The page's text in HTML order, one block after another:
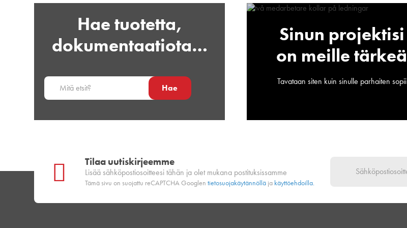
Hae tuotetta,
dokumentaatiota…
Hae
Sinun projektisi
on meille tärkeä
Tavataan siten kuin sinulle parhaiten sopii
Tilaa uutiskirjeemme
Lisää sähköpostiosoitteesi tähän ja olet mukana postituksissamme
Tämä sivu on suojattu reCAPTCHA Googlentietosuojakäytännöllä ja käyttöehdoilla.